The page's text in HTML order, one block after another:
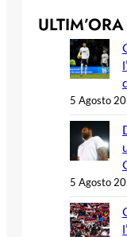
ULTIM’ORA
5 Agosto
5 Agosto